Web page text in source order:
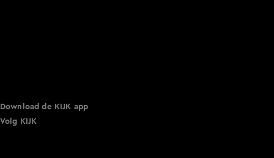
Download de KIJK app
Volg KIJK